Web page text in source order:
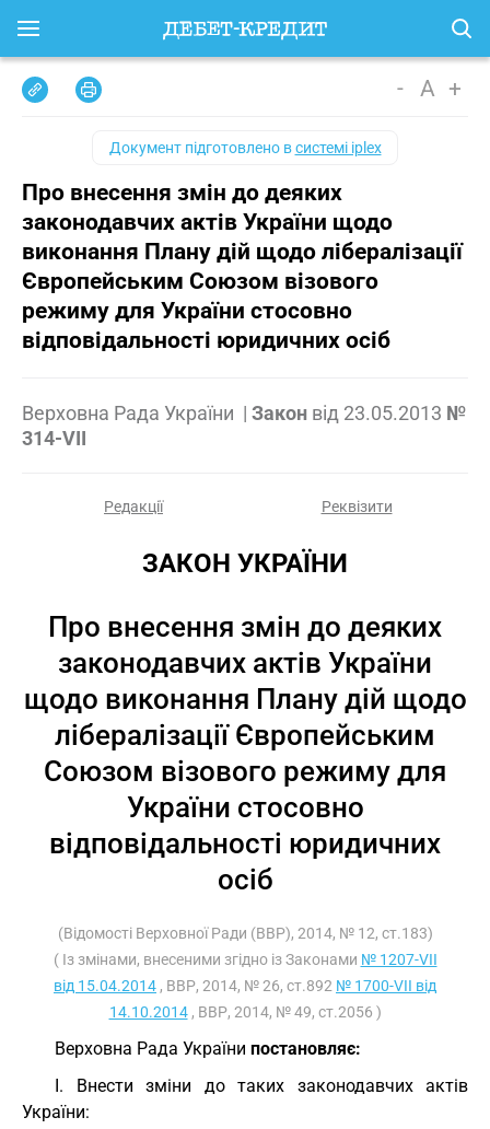
- A +
Документ підготовлено всистемі iplex
Про внесення змін до деяких
законодавчих актів України щодо
виконання Плану дій щодо лібералізації
Європейським Союзом візового
режиму для України стосовно
відповідальності юридичних осіб
Верховна Рада України | Закон від 23.05.2013 №
314-VII
Редакції Реквізити
ЗАКОН УКРАЇНИ
Про внесення змін до деяких
законодавчих актів України
щодо виконання Плану дій щодо
лібералізації Європейським
Союзом візового режиму для
України стосовно
відповідальності юридичних
осіб
(Відомості Верховної Ради (ВВР), 2014, № 12, ст.183)
( Із змінами, внесеними згідно із Законами № 1207-VII
від 15.04.2014 , ВВР, 2014, № 26, ст.892 № 1700-VII від
14.10.2014, ВВР, 2014, № 49, ст.2056 )
Верховна Рада України постановляє:
I. Внести зміни до таких законодавчих актів
України: